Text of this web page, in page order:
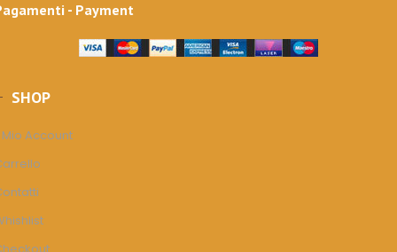
- Payment
SHOP
Mio Account